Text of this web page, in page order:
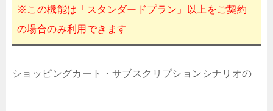
※この機能は「スタンダードプラン」以上をご契約
の場合のみ利用できます
ショッピングカート・サブスクリプションシナリオの